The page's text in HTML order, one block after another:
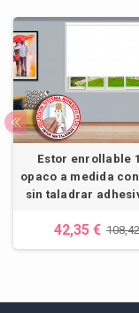
Estor enrollable
opaco a medida
sin taladrar
42,35 €